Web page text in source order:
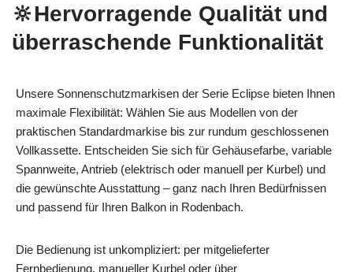
🔆Hervorragende Qualität und
überraschende Funktionalität
Unsere Sonnenschutzmarkisen der Serie Eclipse bieten Ihnen
maximale Flexibilität: Wählen Sie aus Modellen von der
praktischen Standardmarkise bis zur rundum geschlossenen
Vollkassette. Entscheiden Sie sich für Gehäusefarbe, variable
Spannweite, Antrieb (elektrisch oder manuell per Kurbel) und
die gewünschte Ausstattung – ganz nach Ihren Bedürfnissen
und passend für Ihren Balkon in Rodenbach.
Die Bedienung ist unkompliziert: per mitgelieferter
Fernbedienung, manueller Kurbel oder über